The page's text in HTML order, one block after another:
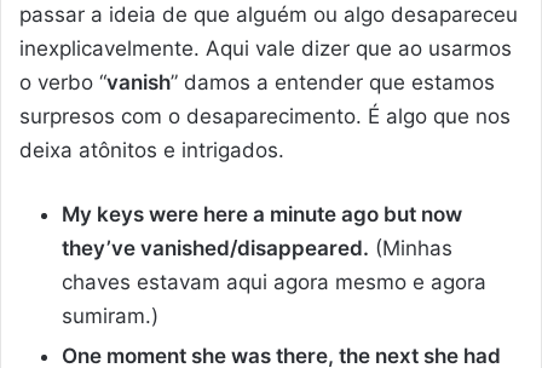
passar a ideia de que alguém ou algo desapareceu
inexplicavelmente. Aqui vale dizer que ao usarmos
o verbo “vanish” damos a entender que estamos
surpresos com o desaparecimento. É algo que nos
deixa atônitos e intrigados.
My keys were here a minute ago but now
they’ve vanished/disappeared. (Minhas
chaves estavam aqui agora mesmo e agora
sumiram.)
One moment she was there, the next she had